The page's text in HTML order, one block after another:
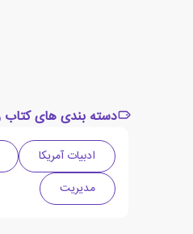
دسته بندی های
ادبیات آمریکا
مدیریت